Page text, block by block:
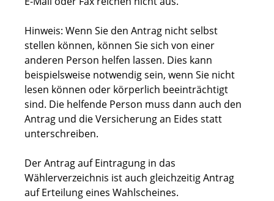
Hinweis: Wenn Sie den Antrag nicht selbst
stellen können, können Sie sich von einer
anderen Person helfen lassen. Dies kann
beispielsweise notwendig sein, wenn Sie nicht
lesen können oder körperlich beeinträchtigt
sind. Die helfende Person muss dann auch den
Antrag und die Versicherung an Eides statt
unterschreiben.
Der Antrag auf Eintragung in das
Wählerverzeichnis ist auch gleichzeitig Antrag
auf Erteilung eines Wahlscheines.